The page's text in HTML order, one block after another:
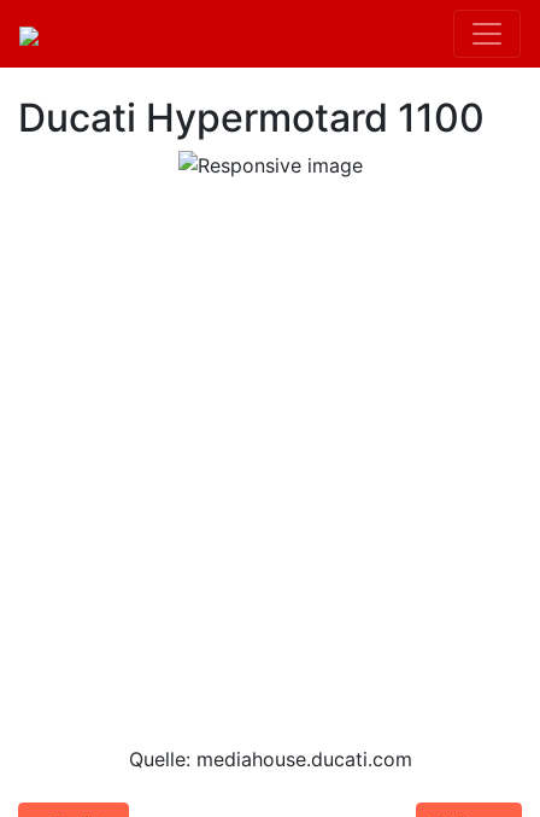
Ducati Hypermotard 1100
Quelle: mediahouse.ducati.com